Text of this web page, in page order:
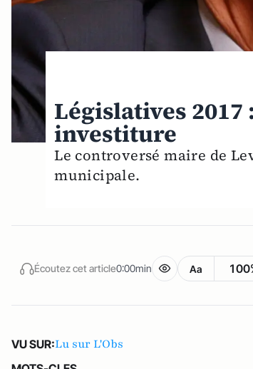
Législatives
investiture
Le controversé maire de
municipale.
Écoutez cet article0:00min Aa
VU SUR:Lu sur L'Obs